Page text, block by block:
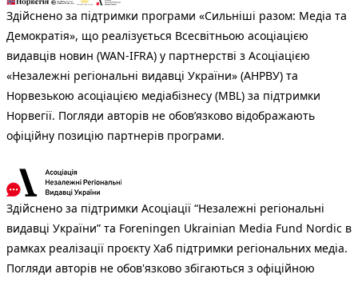
Здійснено за підтримки програми «Сильніші разом: Медіа та
Демократія», що реалізується Всесвітньою асоціацією
видавців новин (WAN-IFRA) у партнерстві з Асоціацією
«Незалежні регіональні видавці України» (АНРВУ) та
Норвезькою асоціацією медіабізнесу (MBL) за підтримки
Норвегії. Погляди авторів не обов’язково відображають
офіційну позицію партнерів програми.
Здійснено за підтримки Асоціації “Незалежні регіональні
видавці України” та Foreningen Ukrainian Media Fund Nordic в
рамках реалізації проєкту Хаб підтримки регіональних медіа.
Погляди авторів не обов'язково збігаються з офіційною